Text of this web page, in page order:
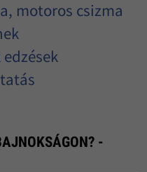
motoros csizma
edzések
-